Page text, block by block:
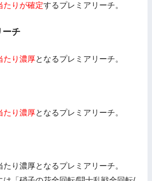
たりが確定するプレミアリーチ。
ーチ
たり濃厚となるプレミアリーチ。
たり濃厚となるプレミアリーチ。
たり濃厚となるプレミアリーチ。